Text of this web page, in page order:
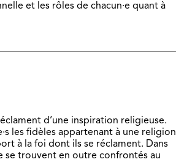
et les rôles de chacun·e quant à
d’une inspiration religieuse.
les fidèles appartenant à une religion
à la foi dont ils se réclament. Dans
se trouvent en outre confrontés au